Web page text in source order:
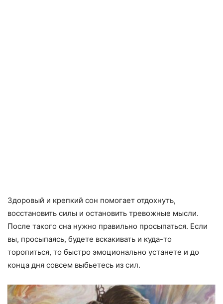
Здоровый и крепкий сон помогает отдохнуть,
восстановить силы и остановить тревожные мысли.
После такого сна нужно правильно просыпаться. Если
вы, просыпаясь, будете вскакивать и куда-то
торопиться, то быстро эмоционально устанете и до
конца дня совсем выбьетесь из сил.